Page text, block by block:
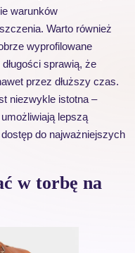
warunków
Warto również
wyprofilowane
sprawią, że
przez dłuższy czas.
niezwykle istotna –
lepszą
do najważniejszych
w torbę na